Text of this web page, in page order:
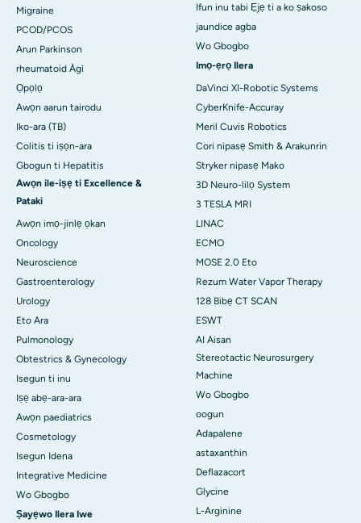
Migraine
PCOD/PCOS
Arun Parkinson
rheumatoid Àgì
Ọpọlọ
Awọn aarun tairodu
Iko-ara (TB)
Colitis ti iṣọn-ara
Gbogun ti Hepatitis
Awọn ile-iṣẹ ti Excellence &
Pataki
Awọn imọ-jinlẹ ọkan
Oncology
Neuroscience
Gastroenterology
Urology
Eto Ara
Pulmonology
Obtestrics & Gynecology
Isegun ti inu
Iṣẹ abẹ-ara-ara
Awọn paediatrics
Cosmetology
Isegun Idena
Integrative Medicine
Wo Gbogbo
Ṣayẹwo Ilera Iwe
Ifun inu tabi Ẹjẹ ti a ko ṣakoso
jaundice agba
Wo Gbogbo
Imọ-ẹrọ Ilera
DaVinci XI-Robotic Systems
CyberKnife-Accuray
Meril Cuvis Robotics
Cori nipasẹ Smith & Arakunrin
Stryker nipasẹ Mako
3D Neuro-lilọ System
3 TESLA MRI
LINAC
ECMO
MOSE 2.0 Eto
Rezum Water Vapor Therapy
128 Bibẹ CT SCAN
ESWT
AI Aisan
Stereotactic Neurosurgery
Machine
Wo Gbogbo
oogun
Adapalene
astaxanthin
Deflazacort
Glycine
L-Arginine